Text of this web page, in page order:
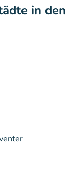
in den